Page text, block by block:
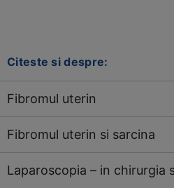
Citeste si despre:
Fibromul uterin
Fibromul uterin si sarcina
Laparoscopia – in chirurgia